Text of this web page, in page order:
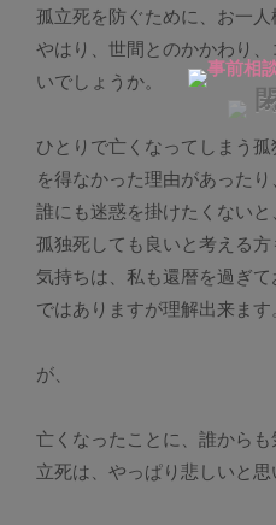
孤立死を防ぐために、お一
やはり、世間とのかかわり
いでしょうか。
ひとりで亡くなってしまう
を得なかった理由があったり
誰にも迷惑を掛けたくない
孤独死しても良いと考える方
気持ちは、私も還暦を過ぎ
ではありますが理解出来ます
が、
亡くなったことに、誰から
立死は、やっぱり悲しいと思